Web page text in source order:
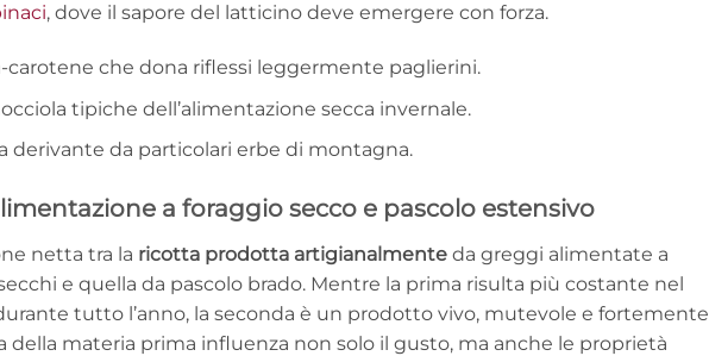
, dove il sapore del latticino deve emergere con forza.
carotene che dona riflessi leggermente paglierini.
tipiche dell’alimentazione secca invernale.
derivante da particolari erbe di montagna.
a foraggio secco e pascolo estensivo
netta tra la ricotta prodotta artigianalmente da greggi alimentate a
e quella da pascolo brado. Mentre la prima risulta più costante nel
tutto l’anno, la seconda è un prodotto vivo, mutevole e fortemente
della materia prima influenza non solo il gusto, ma anche le proprietà